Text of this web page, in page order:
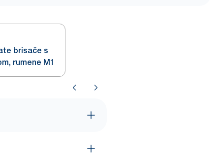
brisače s
rumene M1